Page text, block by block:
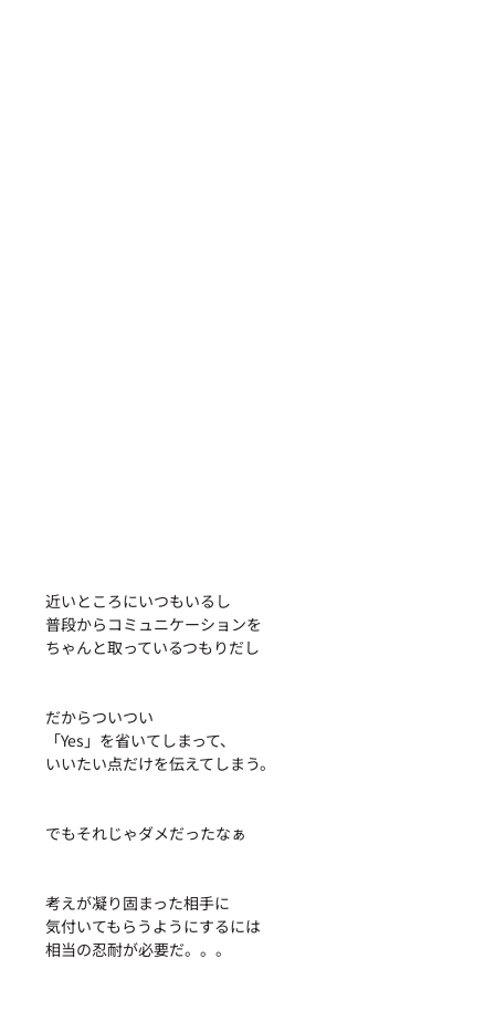
近いところにいつもいるし
普段からコミュニケーションを
ちゃんと取っているつもりだし
だからついつい
「Yes」を省いてしまって、
いいたい点だけを伝えてしまう。
でもそれじゃダメだったなぁ
考えが凝り固まった相手に
気付いてもらうようにするには
相当の忍耐が必要だ。。。